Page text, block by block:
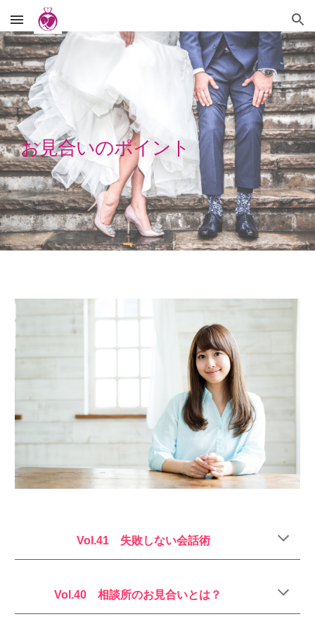
Skip to main content Skip to navigation
お見合いのポイント
Vol.41 失敗しない会話術
Vol.40 相談所のお見合いとは？